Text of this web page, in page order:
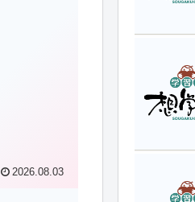
2026.08.03